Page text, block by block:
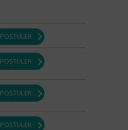
POSTULER
POSTULER
POSTULER
POSTULER